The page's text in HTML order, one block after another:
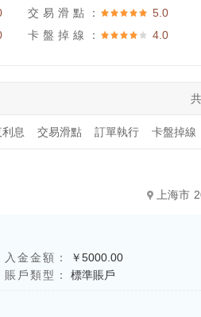
交易滑點：
5.0
卡盤掉線： 4.0
利息 交易滑點 訂單執行 卡盤掉線
上海市
入金金額：
￥5000.00
賬戶類型： 標準賬戶